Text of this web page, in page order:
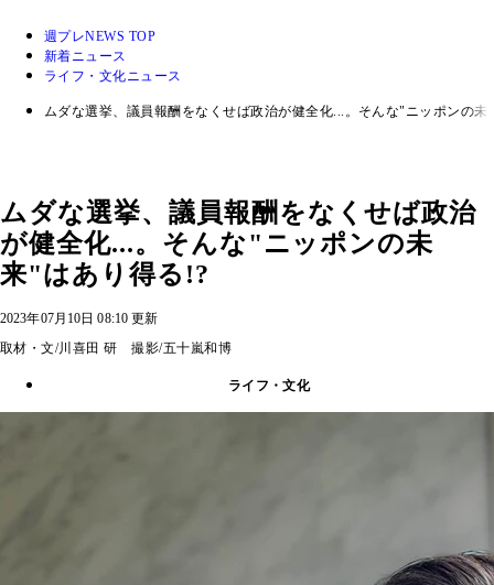
週プレNEWS TOP
新着ニュース
ライフ・文化ニュース
ムダな選挙、議員報酬をなくせば政治が健全化...。そんな"ニッポンの未
ムダな選挙、議員報酬をなくせば政治
が健全化...。そんな"ニッポンの未
来"はあり得る!?
2023年07月10日 08:10 更新
取材・文/川喜田 研 撮影/五十嵐和博
ライフ・文化